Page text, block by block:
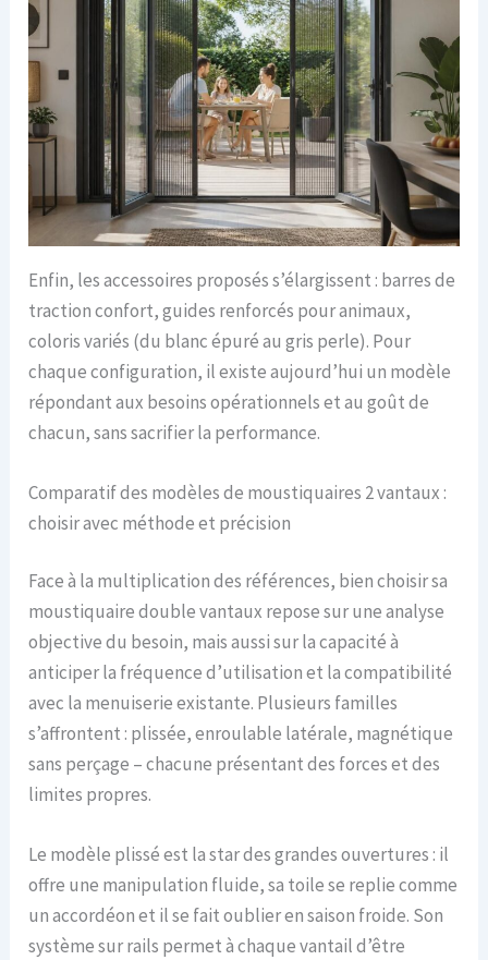
Enfin, les accessoires proposés s’élargissent : barres de
traction confort, guides renforcés pour animaux,
coloris variés (du blanc épuré au gris perle). Pour
chaque configuration, il existe aujourd’hui un modèle
répondant aux besoins opérationnels et au goût de
chacun, sans sacrifier la performance.
Comparatif des modèles de moustiquaires 2 vantaux :
choisir avec méthode et précision
Face à la multiplication des références, bien choisir sa
moustiquaire double vantaux repose sur une analyse
objective du besoin, mais aussi sur la capacité à
anticiper la fréquence d’utilisation et la compatibilité
avec la menuiserie existante. Plusieurs familles
s’affrontent : plissée, enroulable latérale, magnétique
sans perçage – chacune présentant des forces et des
limites propres.
Le modèle plissé est la star des grandes ouvertures : il
offre une manipulation fluide, sa toile se replie comme
un accordéon et il se fait oublier en saison froide. Son
système sur rails permet à chaque vantail d’être